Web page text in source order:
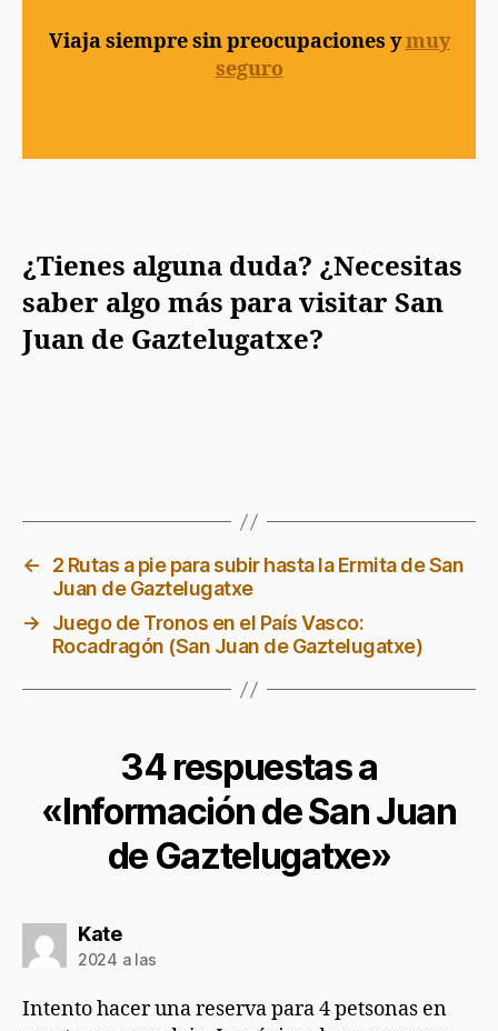
Viaja siempre sin preocupaciones ymuy
seguro
¿Tienes alguna duda? ¿Necesitas
saber algo más para visitar San
Juan de Gaztelugatxe?
←
2 Rutas a pie para subir hasta la Ermita de San
Juan de Gaztelugatxe
→
Juego de Tronos en el País Vasco:
Rocadragón (San Juan de Gaztelugatxe)
34 respuestas a
«Información de San Juan
de Gaztelugatxe»
Katedice:
2024 a las
Intento hacer una reserva para 4 petsonas en